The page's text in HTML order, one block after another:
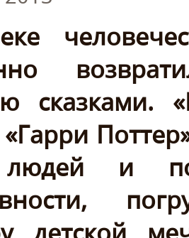
сказками.
людей и